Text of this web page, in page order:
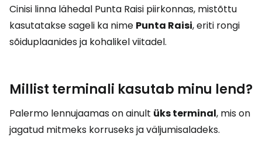
Cinisi linna lähedal Punta Raisi piirkonnas, mistõttu
kasutatakse sageli ka nime Punta Raisi, eriti rongi
sõiduplaanides ja kohalikel viitadel.
Millist terminali kasutab minu lend?
Palermo lennujaamas on ainult üks terminal, mis on
jagatud mitmeks korruseks ja väljumisaladeks.